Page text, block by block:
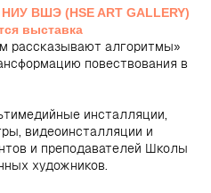
ВШЭ (HSE ART GALLERY)
выставка
рассказывают алгоритмы»
повествования в
инсталляции,
видеоинсталляции и
и преподавателей Школы
художников.